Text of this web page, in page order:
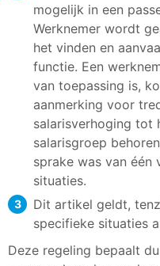
mogelijk in een
Werknemer wordt
het vinden en
functie. Een
van toepassing is,
aanmerking voor
salarisverhoging tot
salarisgroep
sprake was van één
situaties.
Dit artikel geldt,
specifieke situaties
Deze regeling bepaalt